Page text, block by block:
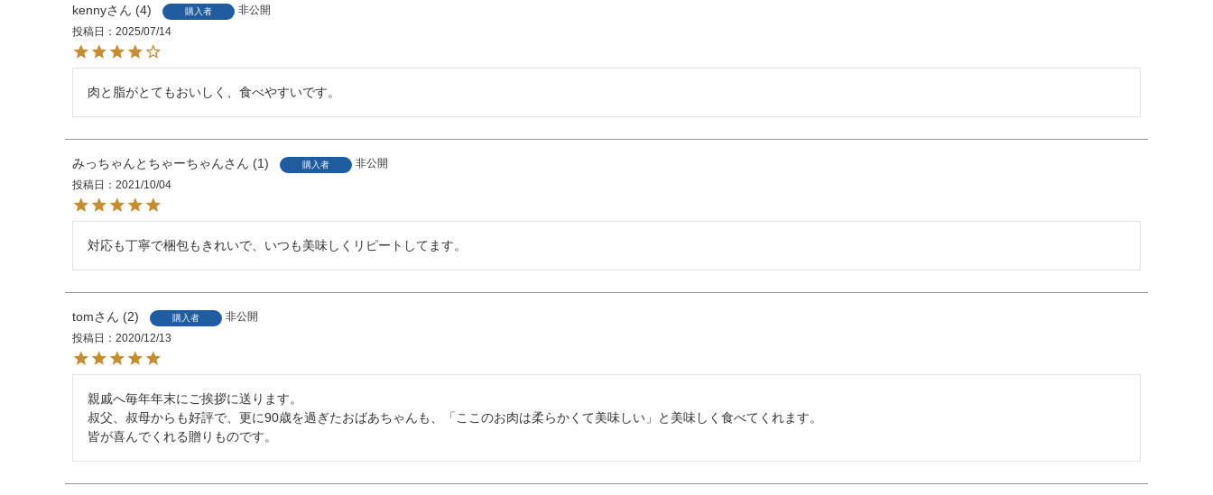
kenny 4 購入者
非公開
投稿日
2025/07/14
肉と脂がとてもおいしく、食べやすいです。
みっちゃんとちゃーちゃん 1 購入者
非公開
投稿日
2021/10/04
対応も丁寧で梱包もきれいで、いつも美味しくリピートしてます。
tom 2 購入者
非公開
投稿日
2020/12/13
親戚へ毎年年末にご挨拶に送ります。
叔父、叔母からも好評で、更に90歳を過ぎたおばあちゃんも、「ここのお肉は柔らかくて美味しい」と美味しく食べてくれます。
皆が喜んでくれる贈りものです。